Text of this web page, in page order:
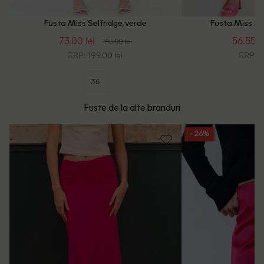
Fusta Miss Selfridge, verde
73.00 lei 115.00 lei
RRP: 199.00 lei
36
Fusta Miss
56.55
RRP:
Fuste de la alte branduri
- 26%